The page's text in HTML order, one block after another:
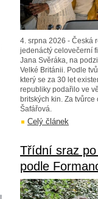
4. srpna 2026 - Česká
jedenáctý celovečerní
Jana Svěráka, na
Velké Británii. Podle
který se za 30 let
republiky podařilo ve
britských kin. Za
Šafářová.
Celý článek
Třídní sraz
podle